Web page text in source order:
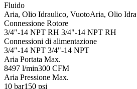
Fluido
Aria, Olio Idraulico, VuotoAria, Olio
Connessione Rotore
3/4"-14 NPT RH 3/4"-14 NPT RH
Connessioni di alimentazione
3/4"-14 NPT 3/4"-14 NPT
Aria Portata Max.
8497 l/min300 CFM
Aria Pressione Max.
10 bar150 psi